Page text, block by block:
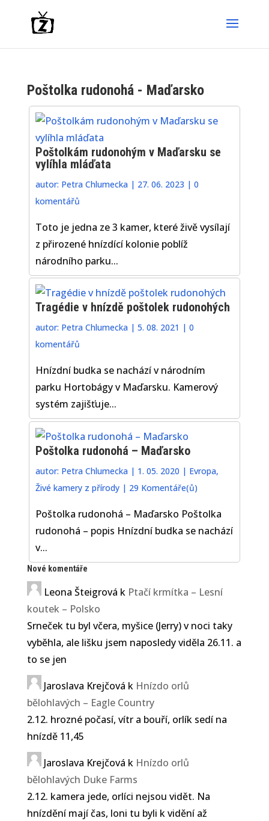
Poštolka rudonohá - Maďarsko
Poštolkám rudonohým v Maďarsku se
vylíhla mláďata
autor: Petra Chlumecka | 27. 06. 2023 |0
komentářů
Toto je jedna ze 3 kamer, které živě vysílají
z přirozené hnízdící kolonie poblíž
národního parku...
Tragédie v hnízdě poštolek rudonohých
autor: Petra Chlumecka |5. 08. 2021 |0
komentářů
Hnízdní budka se nachází v národním
parku Hortobágy v Maďarsku. Kamerový
systém zajišťuje...
Poštolka rudonohá – Maďarsko
autor: Petra Chlumecka | 1. 05. 2020 | Evropa,
Živé kamery z přírody | 29 Komentáře(ů)
Poštolka rudonohá – Maďarsko Poštolka
rudonohá – popis Hnízdní budka se nachází
v...
Nové komentáře
Leona Šteigrová k Ptačí krmítka – Lesní
koutek – Polsko
Srneček tu byl včera, myšice (Jerry) v noci taky
vyběhla, ale lišku jsem naposledy viděla 26.11. a
to se jen
Jaroslava Krejčová k Hnízdo orlů
bělohlavých – Eagle Country
2.12. hrozné počasí, vítr a bouří, orlík sedí na
hnízdě 11,45
Jaroslava Krejčová k Hnízdo orlů
bělohlavých Duke Farms
2.12. kamera jede, orlíci nejsou vidět. Na
hnízdění mají čas, loni tu byli k vidění až